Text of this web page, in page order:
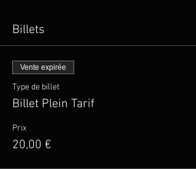
Billets
Vente expirée
Type de billet
Billet Plein Tarif
Prix
20,00 €